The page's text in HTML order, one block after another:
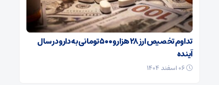
تداوم تخصیص ارز ۲۸ هزار و ۵۰۰ تومانی به دارو در سال
آینده